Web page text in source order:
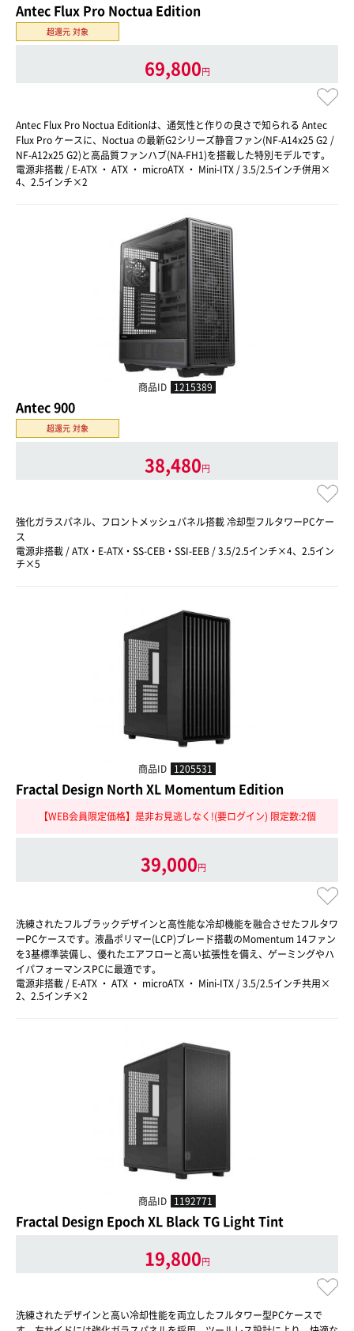
Antec Flux Pro Noctua Edition
超還元 対象
69,800円
Antec Flux Pro Noctua Editionは、通気性と作りの良さで知られる Antec
Flux Pro ケースに、Noctua の最新G2シリーズ静音ファン(NF-A14x25 G2 /
NF-A12x25 G2)と高品質ファンハブ(NA-FH1)を搭載した特別モデルです。
電源非搭載 / E-ATX ・ ATX ・ microATX ・ Mini-ITX / 3.5/2.5インチ併用×
4、2.5インチ×2
商品ID 1215389
Antec 900
超還元 対象
38,480円
強化ガラスパネル、フロントメッシュパネル搭載 冷却型フルタワーPCケー
ス
電源非搭載 / ATX・E-ATX・SS-CEB・SSI-EEB / 3.5/2.5インチ×4、2.5イン
チ×5
商品ID 1205531
Fractal Design North XL Momentum Edition
【WEB会員限定価格】是非お見逃しなく!(要ログイン) 限定数:2個
39,000円
洗練されたフルブラックデザインと高性能な冷却機能を融合させたフルタワ
ーPCケースです。液晶ポリマー(LCP)ブレード搭載のMomentum 14ファン
を3基標準装備し、優れたエアフローと高い拡張性を備え、ゲーミングやハ
イパフォーマンスPCに最適です。
電源非搭載 / E-ATX ・ ATX ・ microATX ・ Mini-ITX / 3.5/2.5インチ共用×
2、2.5インチ×2
商品ID 1192771
Fractal Design Epoch XL Black TG Light Tint
19,800円
洗練されたデザインと高い冷却性能を両立したフルタワー型PCケースで